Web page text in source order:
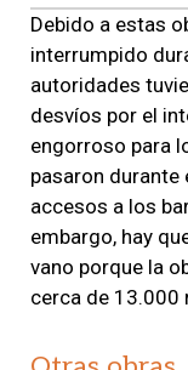
Debido a estas
interrumpido
autoridades
desvíos por el
engorroso para
pasaron
accesos a los
embargo, hay
vano porque la
cerca de 13.000